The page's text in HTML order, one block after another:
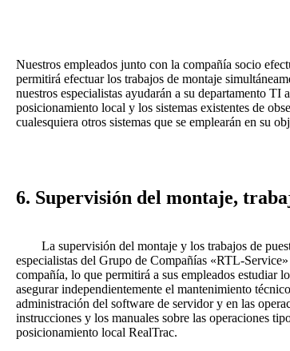
Nuestros empleados junto con la compañía socio
permitirá efectuar los trabajos de montaje
nuestros especialistas ayudarán a su departamento TI
posicionamiento local y los sistemas existentes de
cualesquiera otros sistemas que se emplearán en su
6. Supervisión del montaje,
La supervisión del montaje y los trabajos de
especialistas del Grupo de Compañías «RTL-
compañía, lo que permitirá a sus empleados estudiar
asegurar independientemente el mantenimiento
administración del software de servidor y en las
instrucciones y los manuales sobre las operaciones
posicionamiento local RealTrac.